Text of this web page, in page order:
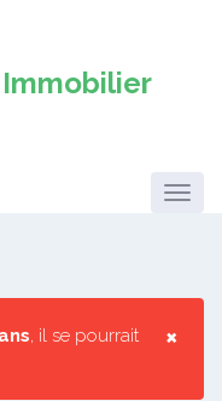
×
, il se pourrait